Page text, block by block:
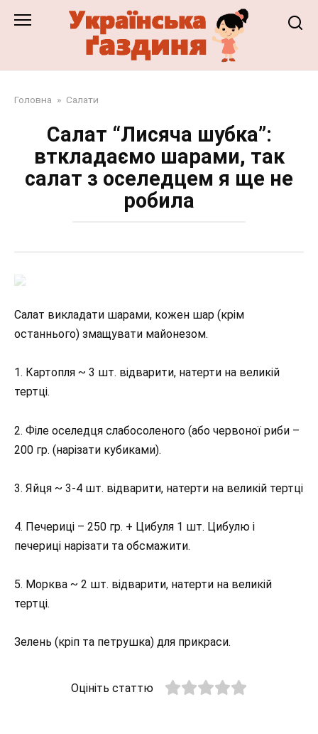
Головна » Салати
Салат “Лисяча шубка”:
вткладаємо шарами, так
салат з оселедцем я ще не
робила
Салат викладати шарами, кожен шар (крім
останнього) змащувати майонезом.
1. Картопля ~ 3 шт. відварити, натерти на великій
тертці.
2. Філе оселедця слабосоленого (або червоної риби –
200 гр. (нарізати кубиками).
3. Яйця ~ 3-4 шт. відварити, натерти на великій тертці
4. Печериці – 250 гр. + Цибуля 1 шт. Цибулю і
печериці нарізати та обсмажити.
5. Морква ~ 2 шт. відварити, натерти на великій
тертці.
Зелень (кріп та петрушка) для прикраси.
Оцініть статтю